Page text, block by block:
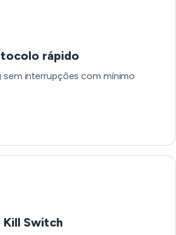
rápido
sem interrupções com mínimo
Kill Switch